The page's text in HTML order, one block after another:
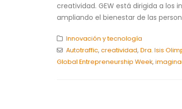
creatividad. GEW está dirigida a
ampliando el bienestar de las
Innovación y tecnología
Autotraffic, creatividad, Dra. Isis
Global Entrepreneurship Week,